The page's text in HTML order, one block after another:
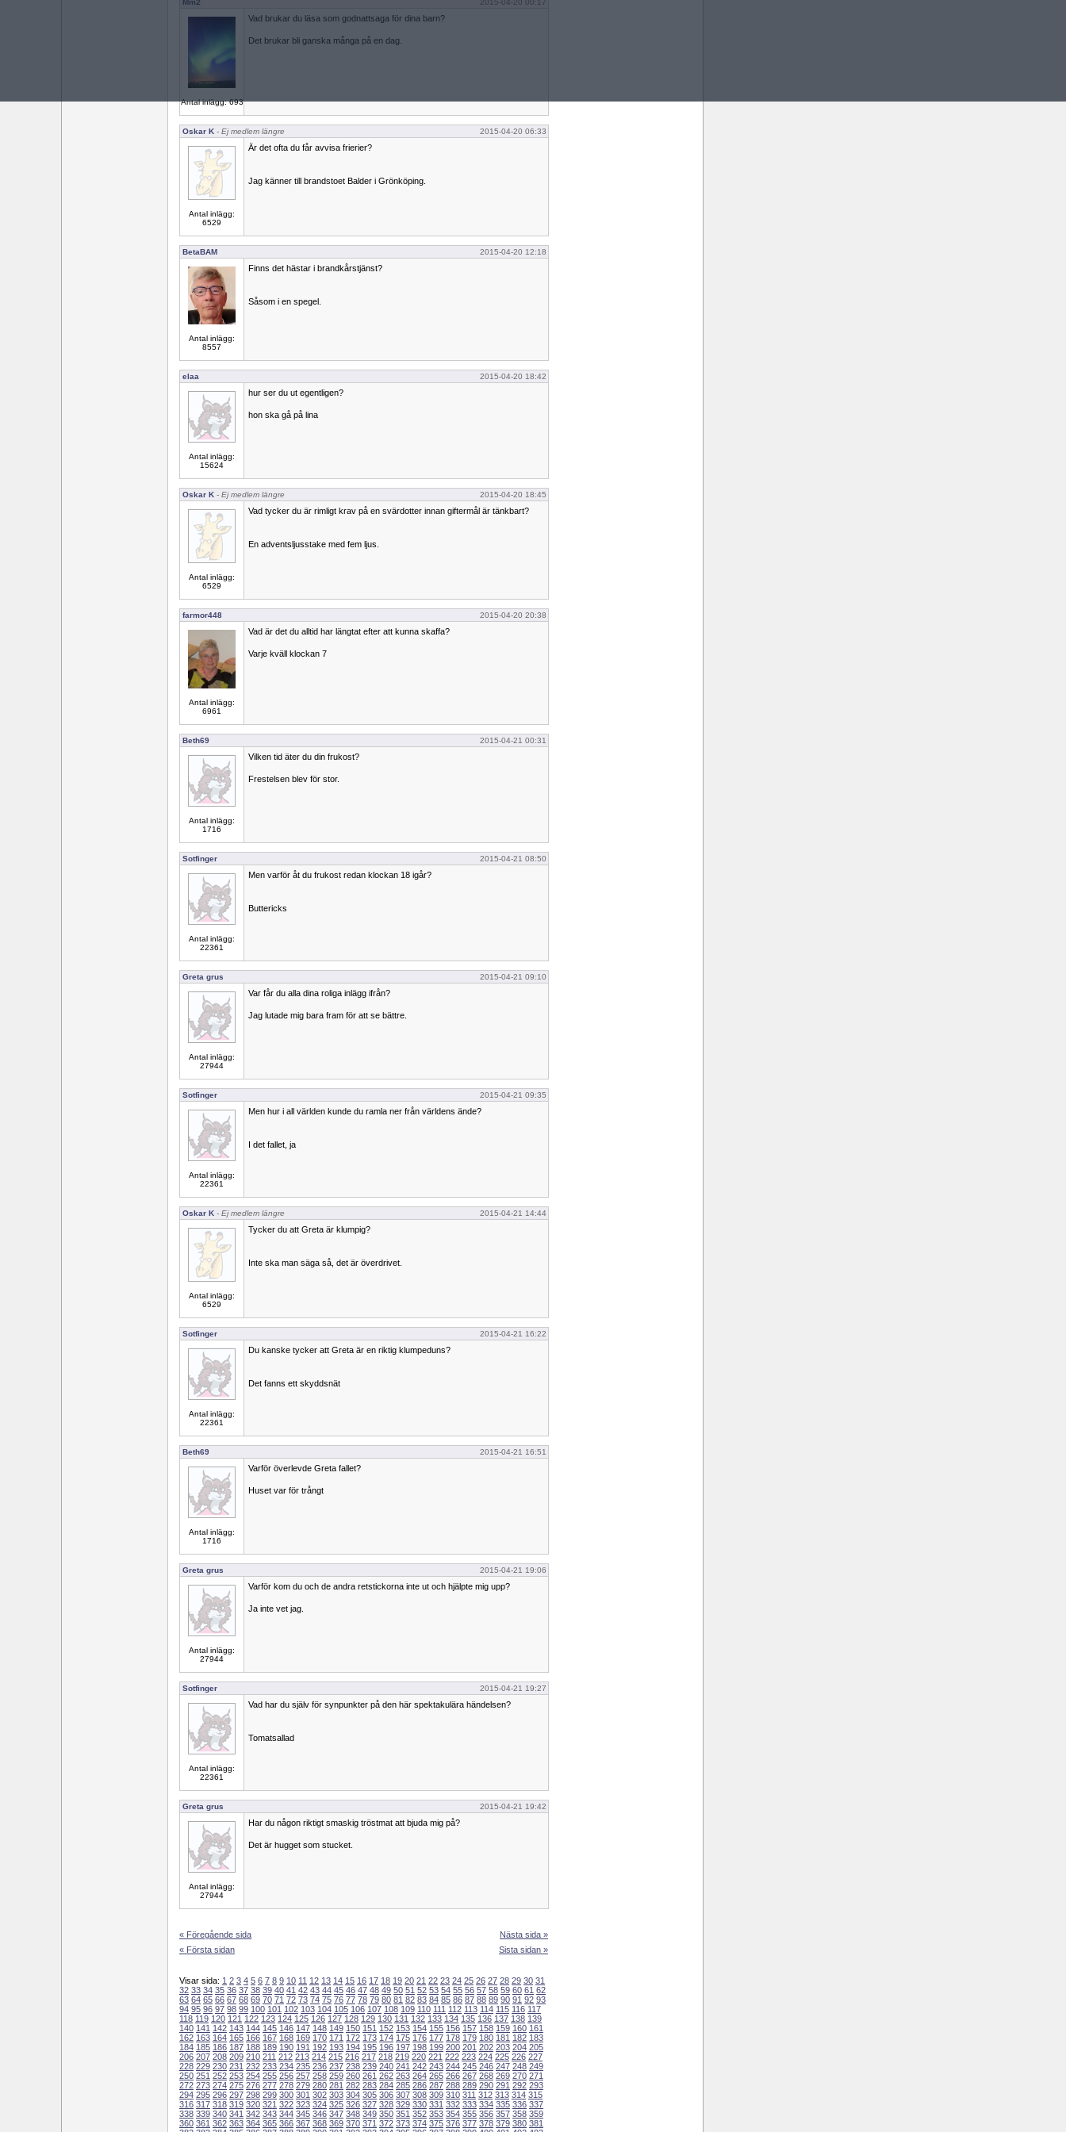
Mm2 2015-04-20 00:17
Antal inlägg: 693
Vad brukar du läsa som godnattsaga för dina barn?
Det brukar bli ganska många på en dag.
Oskar K - Ej medlem längre 2015-04-20 06:33
Antal inlägg:
6529
Är det ofta du får avvisa frierier?
Jag känner till brandstoet Balder i Grönköping.
BetaBAM 2015-04-20 12:18
Antal inlägg:
8557
Finns det hästar i brandkårstjänst?
Såsom i en spegel.
elaa 2015-04-20 18:42
Antal inlägg:
15624
hur ser du ut egentligen?
hon ska gå på lina
Oskar K - Ej medlem längre 2015-04-20 18:45
Antal inlägg:
6529
Vad tycker du är rimligt krav på en svärdotter innan giftermål är tänkbart?
En adventsljusstake med fem ljus.
farmor448 2015-04-20 20:38
Antal inlägg:
6961
Vad är det du alltid har längtat efter att kunna skaffa?
Varje kväll klockan 7
Beth69 2015-04-21 00:31
Antal inlägg:
1716
Vilken tid äter du din frukost?
Frestelsen blev för stor.
Sotfinger 2015-04-21 08:50
Antal inlägg:
22361
Men varför åt du frukost redan klockan 18 igår?
Buttericks
Greta grus 2015-04-21 09:10
Antal inlägg:
27944
Var får du alla dina roliga inlägg ifrån?
Jag lutade mig bara fram för att se bättre.
Sotfinger 2015-04-21 09:35
Antal inlägg:
22361
Men hur i all världen kunde du ramla ner från världens ände?
I det fallet, ja
Oskar K - Ej medlem längre 2015-04-21 14:44
Antal inlägg:
6529
Tycker du att Greta är klumpig?
Inte ska man säga så, det är överdrivet.
Sotfinger 2015-04-21 16:22
Antal inlägg:
22361
Du kanske tycker att Greta är en riktig klumpeduns?
Det fanns ett skyddsnät
Beth69 2015-04-21 16:51
Antal inlägg:
1716
Varför överlevde Greta fallet?
Huset var för trångt
Greta grus 2015-04-21 19:06
Antal inlägg:
27944
Varför kom du och de andra retstickorna inte ut och hjälpte mig upp?
Ja inte vet jag.
Sotfinger 2015-04-21 19:27
Antal inlägg:
22361
Vad har du själv för synpunkter på den här spektakulära händelsen?
Tomatsallad
Greta grus 2015-04-21 19:42
Antal inlägg:
27944
Har du någon riktigt smaskig tröstmat att bjuda mig på?
Det är hugget som stucket.
« Föregående sida
« Första sidan
Nästa sida »
Sista sidan »
Visar sida: 1 2 3 4 5 6 7 8 9 10 11 12 13 14 15 16 17 18 19 20 21 22 23 24 25 26 27 28 29 30 31
32 33 34 35 36 37 38 39 40 41 42 43 44 45 46 47 48 49 50 51 52 53 54 55 56 57 58 59 60 61 62
63 64 65 66 67 68 69 70 71 72 73 74 75 76 77 78 79 80 81 82 83 84 85 86 87 88 89 90 91 92 93
94 95 96 97 98 99 100 101 102 103 104 105 106 107 108 109 110 111 112 113 114 115 116 117
118 119 120 121 122 123 124 125 126 127 128 129 130 131 132 133 134 135 136 137 138 139
140 141 142 143 144 145 146 147 148 149 150 151 152 153 154 155 156 157 158 159 160 161
162 163 164 165 166 167 168 169 170 171 172 173 174 175 176 177 178 179 180 181 182 183
184 185 186 187 188 189 190 191 192 193 194 195 196 197 198 199 200 201 202 203 204 205
206 207 208 209 210 211 212 213 214 215 216 217 218 219 220 221 222 223 224 225 226 227
228 229 230 231 232 233 234 235 236 237 238 239 240 241 242 243 244 245 246 247 248 249
250 251 252 253 254 255 256 257 258 259 260 261 262 263 264 265 266 267 268 269 270 271
272 273 274 275 276 277 278 279 280 281 282 283 284 285 286 287 288 289 290 291 292 293
294 295 296 297 298 299 300 301 302 303 304 305 306 307 308 309 310 311 312 313 314 315
316 317 318 319 320 321 322 323 324 325 326 327 328 329 330 331 332 333 334 335 336 337
338 339 340 341 342 343 344 345 346 347 348 349 350 351 352 353 354 355 356 357 358 359
360 361 362 363 364 365 366 367 368 369 370 371 372 373 374 375 376 377 378 379 380 381